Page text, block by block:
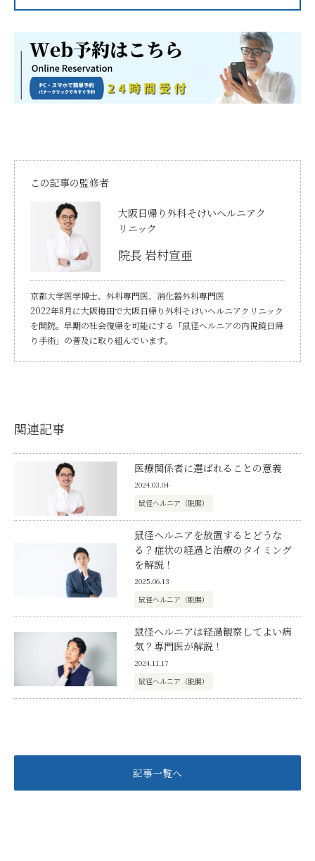
この記事の監修者
大阪日帰り外科そけいヘルニアク
リニック
院長 岩村宣亜
京都大学医学博士、外科専門医、消化器外科専門医
2022年8月に大阪梅田で大阪日帰り外科そけいヘルニアクリニック
を開院。早期の社会復帰を可能にする「鼠径ヘルニアの内視鏡日帰
り手術」の普及に取り組んでいます。
関連記事
医療関係者に選ばれることの意義
2024.03.04
鼠径ヘルニア（脱腸）
鼠径ヘルニアを放置するとどうな
る？症状の経過と治療のタイミング
を解説！
2025.06.13
鼠径ヘルニア（脱腸）
鼠径ヘルニアは経過観察してよい病
気？専門医が解説！
2024.11.17
鼠径ヘルニア（脱腸）
記事一覧へ